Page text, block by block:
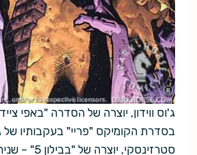
ג'וס ווידון, יוצרה של הסדרה "באפי
בסדרת הקומיקס "פריי" בעקבותיו של
סטרזינסקי,